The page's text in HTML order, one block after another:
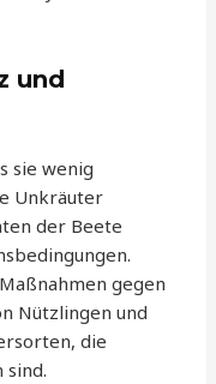
und
sie wenig
Unkräuter
der Beete
gegen
Nützlingen und
die